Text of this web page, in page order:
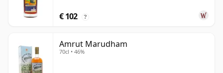
€ 102 ?
Amrut Marudham
70cl • 46%